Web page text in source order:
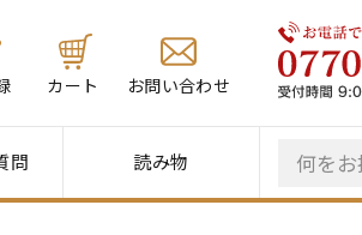
カート お問い合わせ
問 読み物